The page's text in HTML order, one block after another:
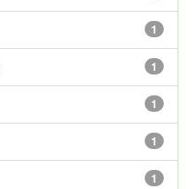
1
1
1
1
1